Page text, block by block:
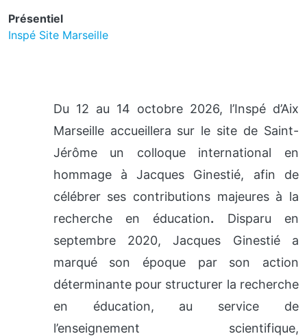
Présentiel
Inspé Site Marseille
Du 12 au 14 octobre 2026, l’Inspé d’Aix
Marseille accueillera sur le site de Saint-
Jérôme un colloque international en
hommage à Jacques Ginestié, afin de
célébrer ses contributions majeures à la
recherche en éducation. Disparu en
septembre 2020, Jacques Ginestié a
marqué son époque par son action
déterminante pour structurer la recherche
en éducation, au service de
l’enseignement scientifique,